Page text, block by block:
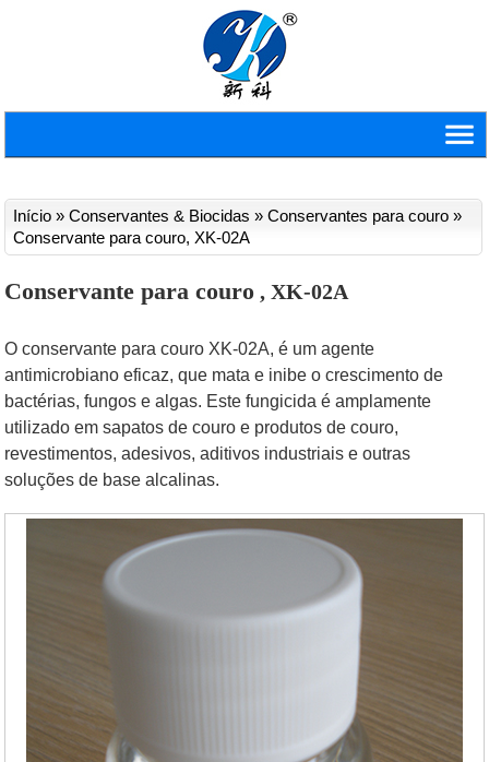
Início »Conservantes & Biocidas »Conservantes para couro »
Conservante para couro, XK-02A
Conservante para couro , XK-02A
O conservante para couro XK-02A, é um agente
antimicrobiano eficaz, que mata e inibe o crescimento de
bactérias, fungos e algas. Este fungicida é amplamente
utilizado em sapatos de couro e produtos de couro,
revestimentos, adesivos, aditivos industriais e outras
soluções de base alcalinas.